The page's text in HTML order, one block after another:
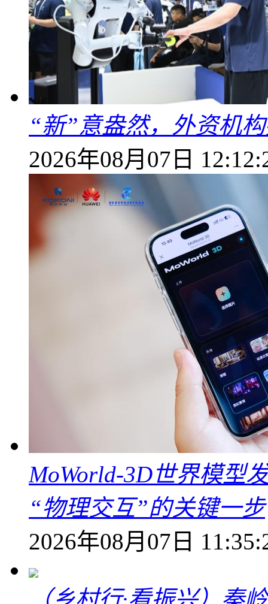
“新”意盎然，外资机
2026年08月07日
MoWorld-3D世界模型
“物理交互”的关键一步
2026年08月07日
（乡村行·看振兴）秦